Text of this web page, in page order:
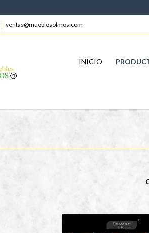
ventas@mueblesolmos.com
INICIO